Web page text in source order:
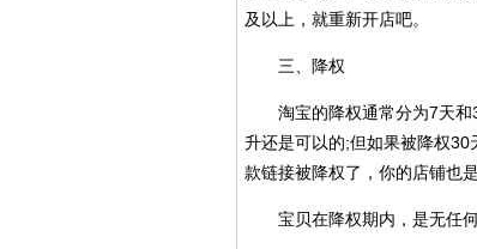
及以上，就重新开店吧。
三、降权
淘宝的降权通常分为7天和
升还是可以的;但如果被降权
款链接被降权了，你的店铺也
宝贝在降权期内，是无任何